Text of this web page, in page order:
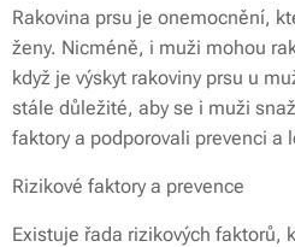
Rakovina prsu je onemocnění,
ženy. Nicméně, i muži mohou
když je výskyt rakoviny prsu u
stále důležité, aby se i muži
faktory a podporovali prevenci a
Rizikové faktory a prevence
Existuje řada rizikových faktorů,